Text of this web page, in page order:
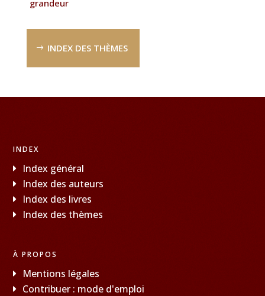
grandeur
INDEX DES THÈMES
INDEX
Index général
Index des auteurs
Index des livres
Index des thèmes
À PROPOS
Mentions légales
Contribuer : mode d'emploi